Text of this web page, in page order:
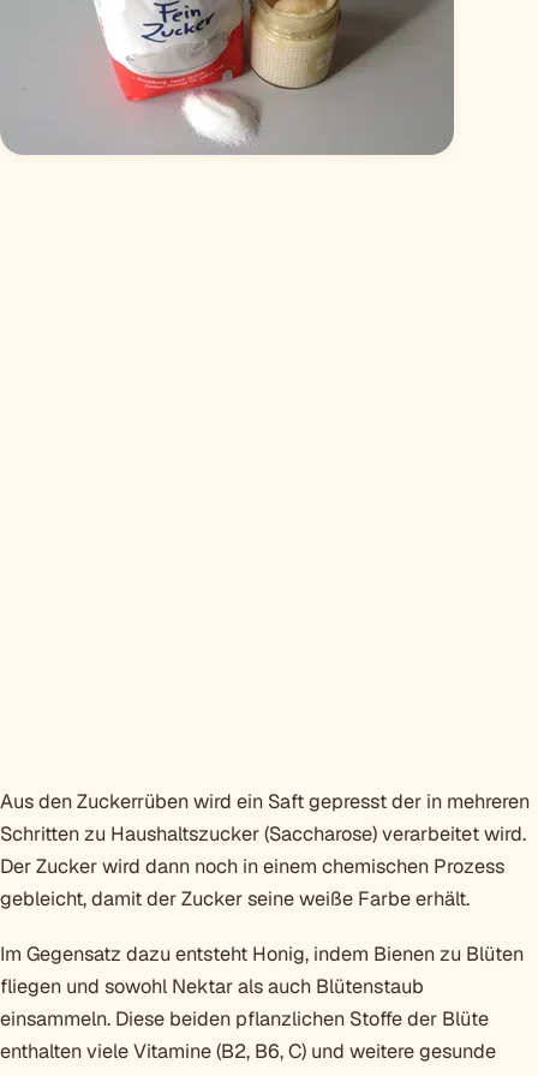
Aus den Zuckerrüben wird ein Saft gepresst der in mehreren
Schritten zu Haushaltszucker (Saccharose) verarbeitet wird.
Der Zucker wird dann noch in einem chemischen Prozess
gebleicht, damit der Zucker seine weiße Farbe erhält.
Im Gegensatz dazu entsteht Honig, indem Bienen zu Blüten
fliegen und sowohl Nektar als auch Blütenstaub
einsammeln. Diese beiden pflanzlichen Stoffe der Blüte
enthalten viele Vitamine (B2, B6, C) und weitere gesunde